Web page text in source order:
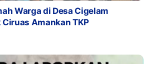
Warga di Desa Cigelam
Amankan TKP